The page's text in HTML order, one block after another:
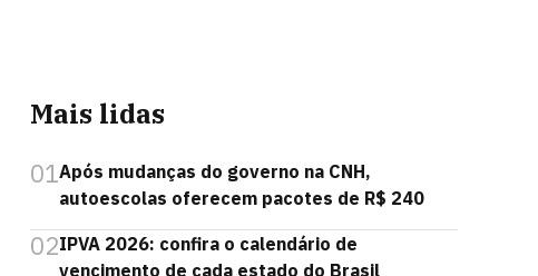
Mais lidas
01Após mudanças do governo na CNH,
autoescolas oferecem pacotes de R$ 240
02IPVA 2026: confira o calendário de
vencimento de cada estado do Brasil